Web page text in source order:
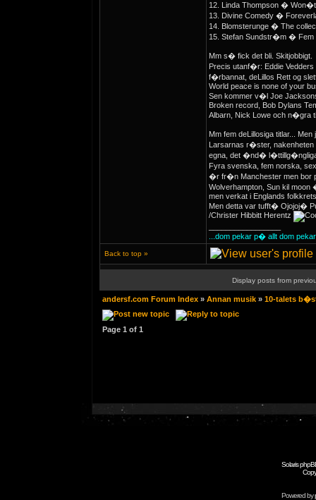
12. Linda Thompson �
13. Divine Comedy �
14. Blomsterunge � The
15. Stefan Sundstr�m � Fem
Mm s� fick det bli. Skitjobbigt.
Precis utanf�r: Eddie
f�rbannat, deLillos Rett og
World peace is none of your
Sen kommer v�l Joe
Broken record, Bob Dylans
Albarn, Nick Lowe och n�gra
Mm fem deLillosiga titlar...
Larsarnas r�ster, nakenheten
egna, det �nd�
Fyra svenska, fem norska,
�r fr�n Manchester men bor
Wolverhampton, Sun kil
men verkat i Englands
Men detta var tufft� Ojojoj�
/Christer Hibbitt Herentz
...dom pekar p� allt dom
Back to top »
Display posts from
andersf.com Forum Index» Annan musik» 10-talets
Page 1 of 1
Solaris
Powered by